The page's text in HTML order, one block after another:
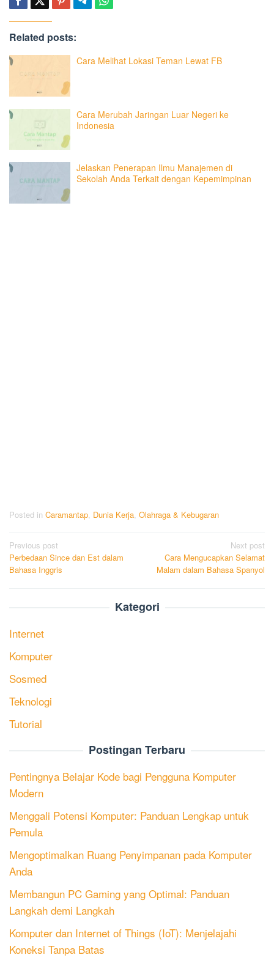
Related posts:
Cara Melihat Lokasi Teman Lewat FB
Cara Merubah Jaringan Luar Negeri ke
Indonesia
Jelaskan Penerapan Ilmu Manajemen di
Sekolah Anda Terkait dengan Kepemimpinan
Posted in Caramantap Dunia Kerja Olahraga & Kebugaran
Post
navigation
Previous post
Perbedaan Since dan Est dalam
Bahasa Inggris
Next post
Cara Mengucapkan Selamat
Malam dalam Bahasa Spanyol
Kategori
Internet
Komputer
Sosmed
Teknologi
Tutorial
Postingan Terbaru
Pentingnya Belajar Kode bagi Pengguna Komputer
Modern
Menggali Potensi Komputer: Panduan Lengkap untuk
Pemula
Mengoptimalkan Ruang Penyimpanan pada Komputer
Anda
Membangun PC Gaming yang Optimal: Panduan
Langkah demi Langkah
Komputer dan Internet of Things (IoT): Menjelajahi
Koneksi Tanpa Batas